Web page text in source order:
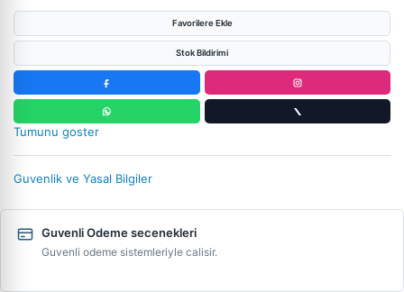
Favorilere Ekle
Stok Bildirimi
Tumunu goster
Guvenlik ve Yasal Bilgiler
Guvenli Odeme secenekleri
Guvenli odeme sistemleriyle calisir.